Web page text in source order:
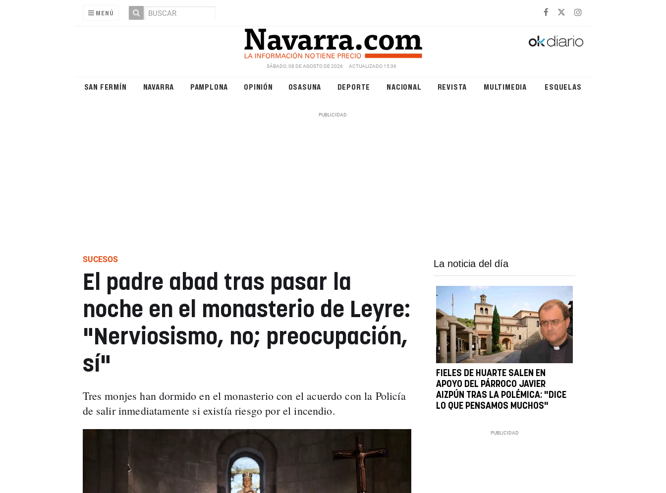
MENÚ
SÁBADO, 08 DE AGOSTO DE 2026 ACTUALIZADO 15:36
SAN FERMÍN NAVARRA PAMPLONA OPINIÓN OSASUNA DEPORTE NACIONAL REVISTA MULTIMEDIA ESQUELAS
SUCESOS
El padre abad tras pasar la
noche en el monasterio de Leyre:
"Nerviosismo, no; preocupación,
sí"
Tres monjes han dormido en el monasterio con el acuerdo con la Policía
de salir inmediatamente si existía riesgo por el incendio.
La noticia del día
FIELES DE HUARTE SALEN EN
APOYO DEL PÁRROCO JAVIER
AIZPÚN TRAS LA POLÉMICA: "DICE
LO QUE PENSAMOS MUCHOS"